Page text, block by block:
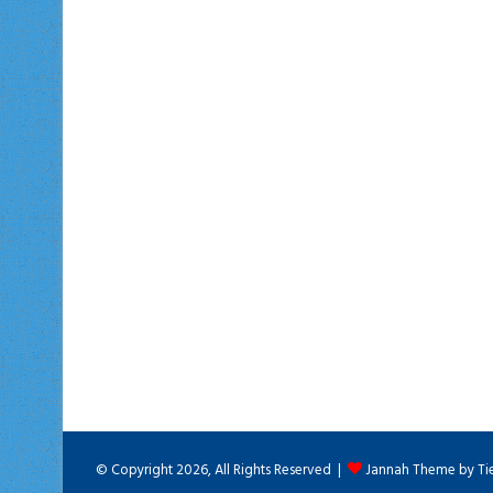
© Copyright 2026, All Rights Reserved | Jannah Theme by